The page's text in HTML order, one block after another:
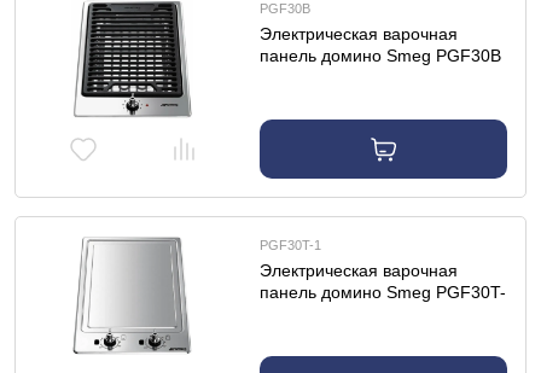
PGF30B
Электрическая варочная
панель домино Smeg PGF30B
PGF30T-1
Электрическая варочная
панель домино Smeg PGF30T-